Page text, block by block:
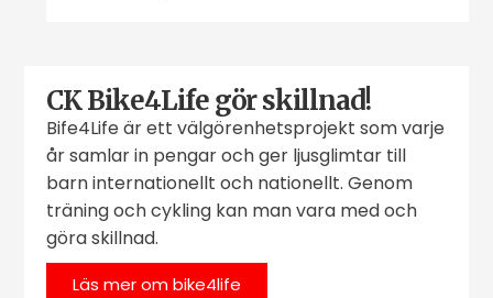
CK Bike4Life gör skillnad!
Bife4Life är ett välgörenhetsprojekt som varje
år samlar in pengar och ger ljusglimtar till
barn internationellt och nationellt. Genom
träning och cykling kan man vara med och
göra skillnad.
Läs mer om bike4life